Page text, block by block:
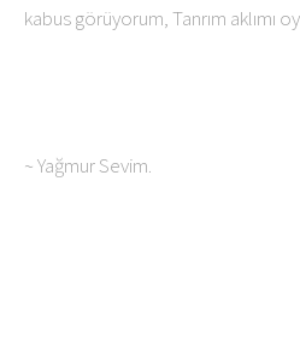
kabus görüyorum, Tanrım aklımı
~ Yağmur Sevim.